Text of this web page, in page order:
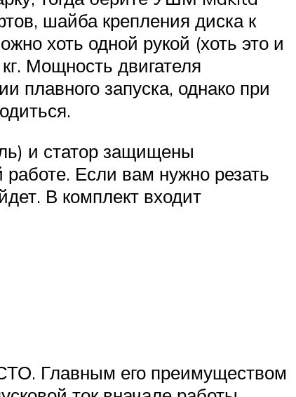
шайба крепления диска к
хоть одной рукой (хоть это и
Мощность двигателя
плавного запуска, однако при
и статор защищены
Если вам нужно резать
В комплект входит
Главным его преимуществом